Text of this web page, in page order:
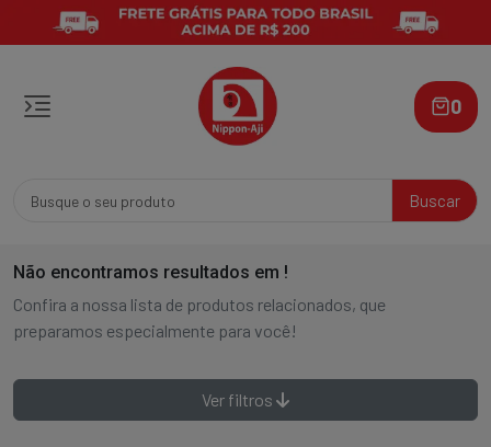
Buscar
0
Não encontramos resultados em !
Confira a nossa lista de produtos relacionados, que
preparamos especialmente para você!
Ver filtros